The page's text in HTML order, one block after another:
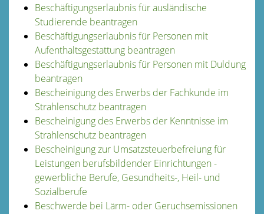
Beschäftigungserlaubnis für ausländische
Studierende beantragen
Beschäftigungserlaubnis für Personen mit
Aufenthaltsgestattung beantragen
Beschäftigungserlaubnis für Personen mit Duldung
beantragen
Bescheinigung des Erwerbs der Fachkunde im
Strahlenschutz beantragen
Bescheinigung des Erwerbs der Kenntnisse im
Strahlenschutz beantragen
Bescheinigung zur Umsatzsteuerbefreiung für
Leistungen berufsbildender Einrichtungen -
gewerbliche Berufe, Gesundheits-, Heil- und
Sozialberufe
Beschwerde bei Lärm- oder Geruchsemissionen